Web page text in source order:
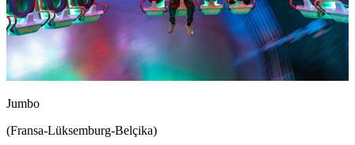
Jumbo
(Fransa-Lüksemburg-Belçika)